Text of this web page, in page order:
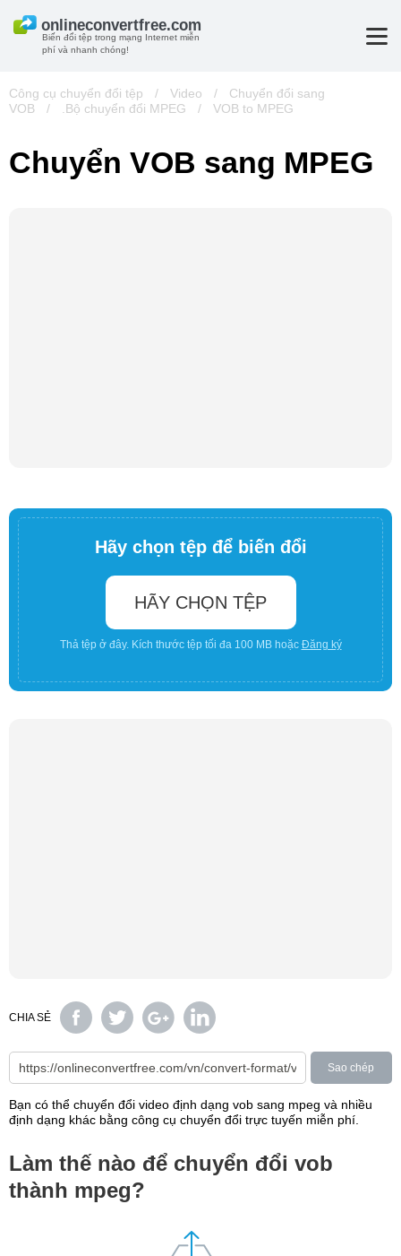
Biến đổi tệp trong mạng Internet miễn
phí và nhanh chóng!
Công cụ chuyển đổi tệp / Video /
Chuyển đổi sang
VOB
/ .Bộ chuyển đổi MPEG / VOB to MPEG
Chuyển VOB sang MPEG
Hãy chọn tệp để biến đổi
HÃY CHỌN TỆP
Thả tệp ở đây. Kích thước tệp tối đa 100 MB hoặc Đăng ký
CHIA SẺ
Sao chép
Bạn có thể chuyển đổi video định dạng vob sang mpeg và nhiều
định dạng khác bằng công cụ chuyển đổi trực tuyến miễn phí.
Làm thế nào để chuyển đổi vob
thành mpeg?